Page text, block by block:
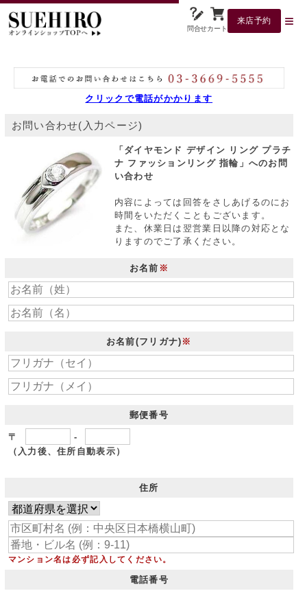
問合せカート
来店予約
クリックで電話がかかります
お問い合わせ(入力ページ)
「ダイヤモンド デザイン リング プラチ
ナ ファッションリング 指輪」へのお問
い合わせ
内容によっては回答をさしあげるのにお
時間をいただくこともございます。
また、休業日は翌営業日以降の対応とな
りますのでご了承ください。
お名前 ※
お名前(フリガナ) ※
郵便番号
〒
-
（入力後、住所自動表示）
住所
マンション名は必ず記入してください。
電話番号